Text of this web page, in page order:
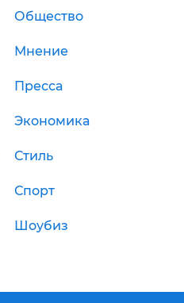
Общество
Мнение
Пресса
Экономика
Стиль
Спорт
Шоубиз